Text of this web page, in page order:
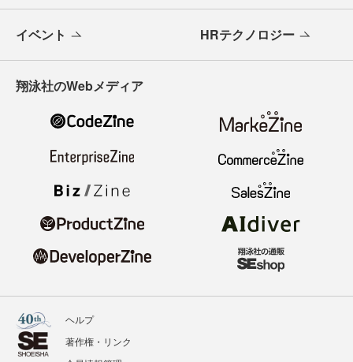
イベント HRテクノロジー
翔泳社のWebメディア
ヘルプ
著作権・リンク